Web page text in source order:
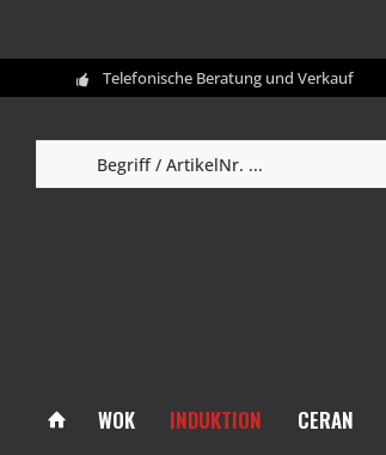
Telefonische Beratung und Verkauf
WOK INDUKTION CERAN